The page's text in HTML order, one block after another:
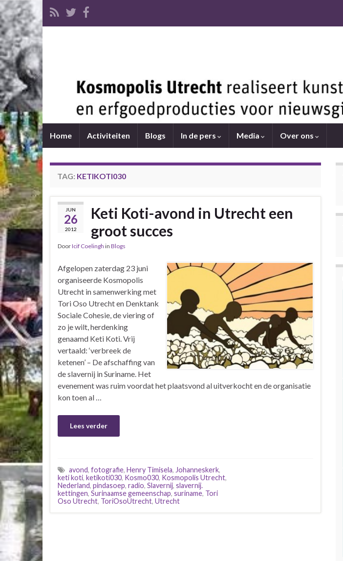
Home Activiteiten Blogs In de pers Media Over ons
TAG: KETIKOTI030
JUN
26
2012
Keti Koti-avond in Utrecht een
groot succes
DoorIcif Coelingh in Blogs
Afgelopen zaterdag 23 juni
organiseerde Kosmopolis
Utrecht in samenwerking met
Tori Oso Utrecht en Denktank
Sociale Cohesie, de viering of
zo je wilt, herdenking
genaamd Keti Koti. Vrij
vertaald: ‘verbreek de
ketenen’ – De afschaffing van
de slavernij in Suriname. Het
evenement was ruim voordat het plaatsvond al uitverkocht en de organisatie
kon toen al …
Lees verder
avond, fotografie, Henry Timisela, Johanneskerk,
keti koti, ketikoti030, Kosmo030, Kosmopolis Utrecht,
Nederland, pindasoep, radio, Slavernij, slavernij.
kettingen, Surinaamse gemeenschap, suriname, Tori
Oso Utrecht, ToriOsoUtrecht, Utrecht